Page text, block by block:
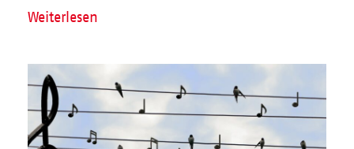
Weiterlesen